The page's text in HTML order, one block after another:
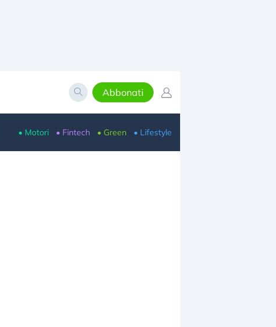
Abbonati
• Motori • Fintech • Green • Lifestyle